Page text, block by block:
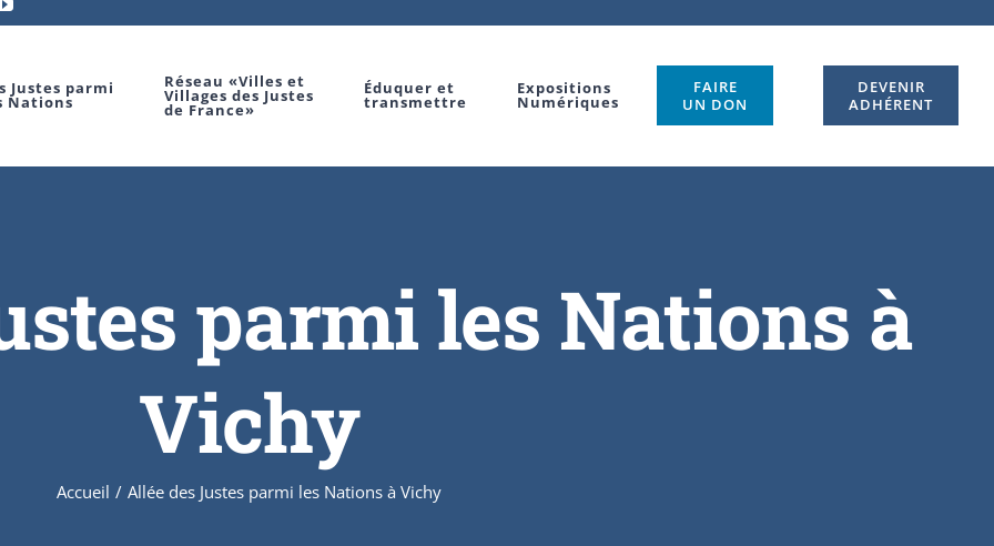
Justes parmi
Nations
Réseau «Villes et
Villages des Justes
de France»
Éduquer et
transmettre
Expositions
Numériques
FAIRE
UN DON
DEVENIR
ADHÉRENT
parmi les Nations à
Vichy
Accueil / Allée des Justes parmi les Nations à Vichy